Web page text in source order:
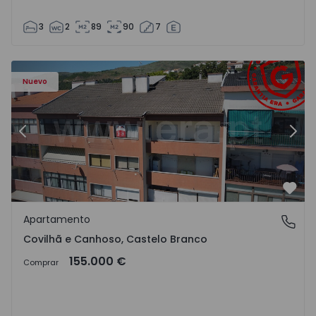
3 2 89 90 7
Nuevo
- 18
Apartamento T2 Covilhã, Covilhã e Canhoso - 1497806 -
Anterior
Covilhã e Canhoso, Castelo Branco
Apartamento
Covilhã e Canhoso, Castelo Branco
Comprar 155.000 €